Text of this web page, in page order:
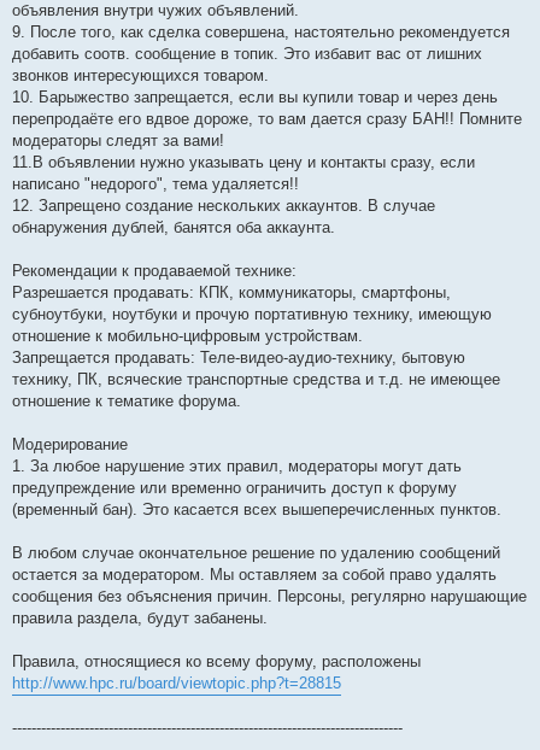
объявления внутри чужих объявлений.
9. После того, как сделка совершена, настоятельно рекомендуется
добавить соотв. сообщение в топик. Это избавит вас от лишних
звонков интересующихся товаром.
10. Барыжество запрещается, если вы купили товар и через день
перепродаёте его вдвое дороже, то вам дается сразу БАН!! Помните
модераторы следят за вами!
11.В объявлении нужно указывать цену и контакты сразу, если
написано "недорого", тема удаляется!!
12. Запрещено создание нескольких аккаунтов. В случае
обнаружения дублей, банятся оба аккаунта.
Рекомендации к продаваемой технике:
Разрешается продавать: КПК, коммуникаторы, смартфоны,
субноутбуки, ноутбуки и прочую портативную технику, имеющую
отношение к мобильно-цифровым устройствам.
Запрещается продавать: Теле-видео-аудио-технику, бытовую
технику, ПК, всяческие транспортные средства и т.д. не имеющее
отношение к тематике форума.
Модерирование
1. За любое нарушение этих правил, модераторы могут дать
предупреждение или временно ограничить доступ к форуму
(временный бан). Это касается всех вышеперечисленных пунктов.
В любом случае окончательное решение по удалению сообщений
остается за модератором. Мы оставляем за собой право удалять
сообщения без объяснения причин. Персоны, регулярно нарушающие
правила раздела, будут забанены.
Правила, относящиеся ко всему форуму, расположены
http://www.hpc.ru/board/viewtopic.php?t=28815
---------------------------------------------------------------------------------